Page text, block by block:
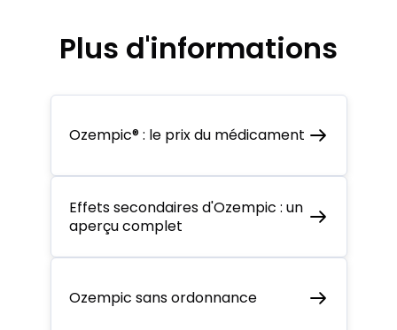
Plus d'informations
Ozempic® : le prix du médicament
Effets secondaires d'Ozempic : un
aperçu complet
Ozempic sans ordonnance